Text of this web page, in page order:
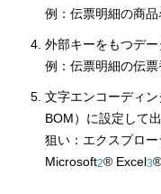
例：伝票明細の商
外部キーをもつデ
例：伝票明細の伝票
文字エンコーディ
BOM）に設定して
狙い：エクスプロ
Microsoft2® Excel3